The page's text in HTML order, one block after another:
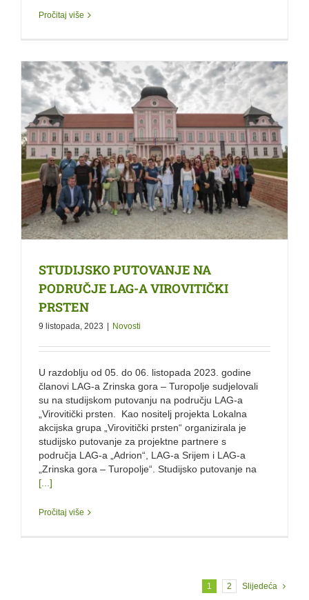
Pročitaj više
STUDIJSKO PUTOVANJE NA
PODRUČJE LAG-A VIROVITIČKI
PRSTEN
9 listopada, 2023 | Novosti
U razdoblju od 05. do 06. listopada 2023. godine
članovi LAG-a Zrinska gora – Turopolje sudjelovali
su na studijskom putovanju na području LAG-a
„Virovitički prsten. Kao nositelj projekta Lokalna
akcijska grupa „Virovitički prsten“ organizirala je
studijsko putovanje za projektne partnere s
područja LAG-a „Adrion“, LAG-a Srijem i LAG-a
„Zrinska gora – Turopolje“. Studijsko putovanje na
[...]
Pročitaj više
1 2 Slijedeća